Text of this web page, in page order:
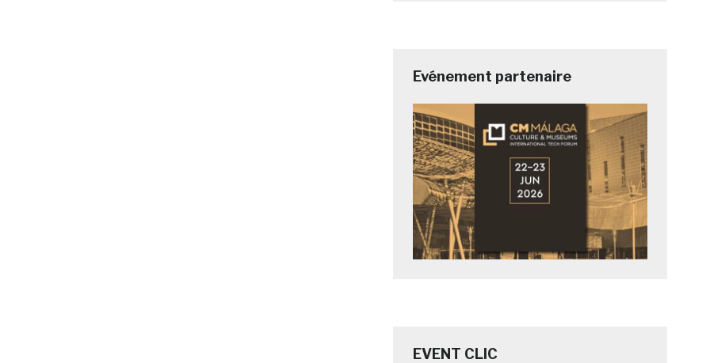
Evénement partenaire
EVENT CLIC